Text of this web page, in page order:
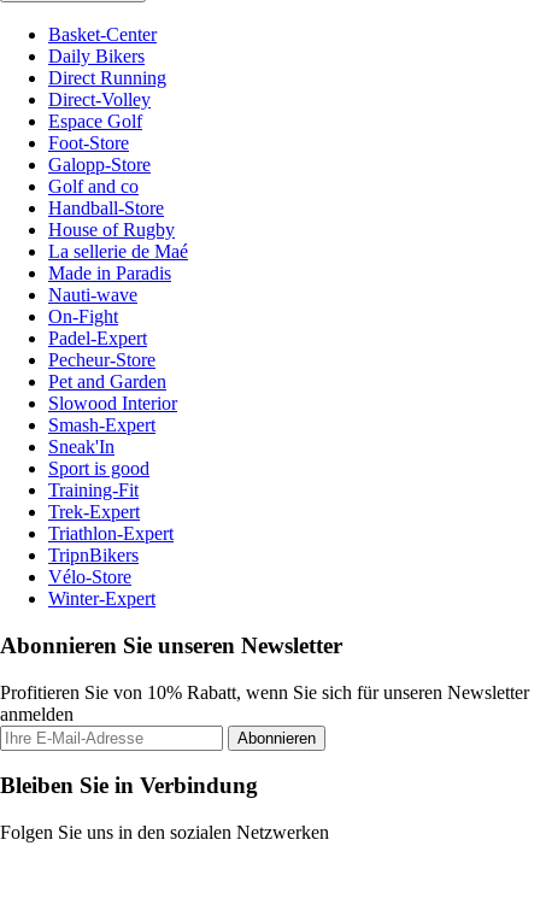
Basket-Center
Daily Bikers
Direct Running
Direct-Volley
Espace Golf
Foot-Store
Galopp-Store
Golf and co
Handball-Store
House of Rugby
La sellerie de Maé
Made in Paradis
Nauti-wave
On-Fight
Padel-Expert
Pecheur-Store
Pet and Garden
Slowood Interior
Smash-Expert
Sneak'In
Sport is good
Training-Fit
Trek-Expert
Triathlon-Expert
TripnBikers
Vélo-Store
Winter-Expert
Abonnieren Sie unseren Newsletter
Profitieren Sie von 10% Rabatt, wenn Sie sich für unseren Newsletter
anmelden
Abonnieren
Bleiben Sie in Verbindung
Folgen Sie uns in den sozialen Netzwerken